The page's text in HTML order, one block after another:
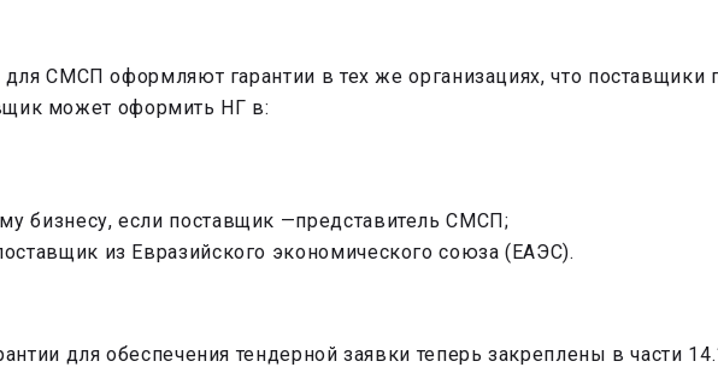
СМСП оформляют гарантии в тех же организациях, что поставщики
может оформить НГ в:
бизнесу, если поставщик —представитель СМСП;
из Евразийского экономического союза (ЕАЭС).
для обеспечения тендерной заявки теперь закреплены в части